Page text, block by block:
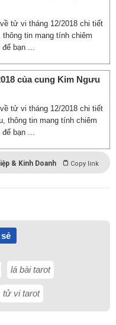
tử vi tháng 12/2018 chi tiết
tin mang tính chiêm
để bạn ...
của cung Kim Ngưu
tử vi tháng 12/2018 chi tiết
thông tin mang tính chiêm
để bạn ...
& Kinh Doanh Copy link
lá bài tarot
tử vi tarot